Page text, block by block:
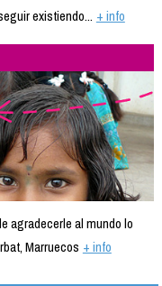
existiendo... + info
agradecerle al mundo lo
Marruecos + info